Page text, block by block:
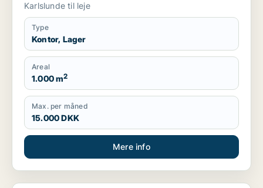
Karlslunde til leje
Type
Kontor, Lager
Areal
1.000 m2
Max. per måned
15.000 DKK
Mere info